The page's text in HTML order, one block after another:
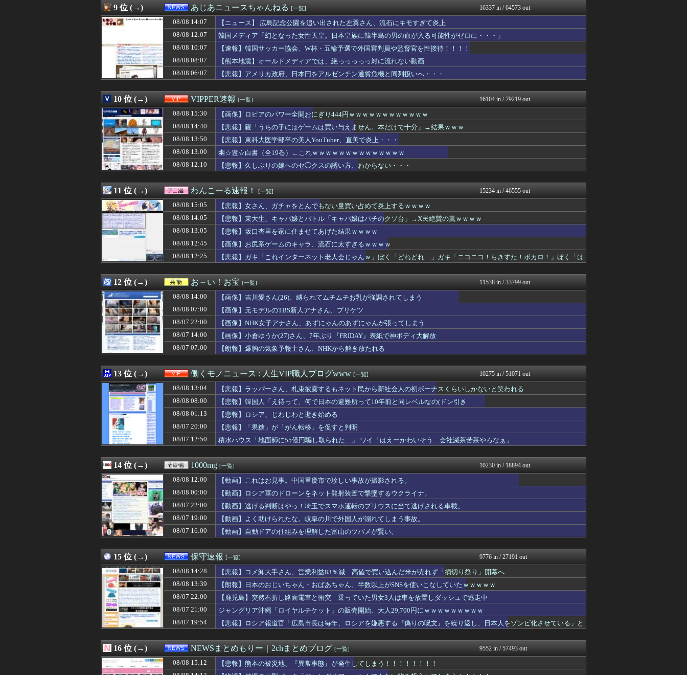
08/08 15:03
【遊戯王】「聖冠」で閃刀姫がさらに強くなってしまったレイねえ
遊戯王マスターデュエルまと...
08/08 15:02
【朗報】Switch2版『FF14』、大好評！寝転がって遊べる快適さを経験者も...
mutyunのゲーム+αブ...
08/08 15:02
【動画】インドの暴走族レベチwwwwwwwww
184㎝63㎏ワイ「日本のボクサーとかチビガリばっかりやし入門すれば無双できる...
いたしん！
兵庫県斎藤知事、不正会計の疑いで前知事に聞き取り調査へ
痛いニュース(ﾉ∀`)
08/08 15:01
今年で30周年を迎えた『Quake』無料アップデート「Dawn of the ...
08/08 15:01
【ウマ娘】ウマ娘とウマドッグの大きさのイメージ
08/08 15:01
【ウマ娘】アイネスのこのモーションいつの間にか修正されてたのか
ウマ娘まとめ速報うまろぐ
08/08 15:00
ジブリ無双の最強のキャラｗｗｗｗｗｗ
Y速報
08/08 15:00
【画像】おい、これのどこが初音ミクなんだよｗｗｗｗｗ
ぴこ速(〃'∇'〃)？
08/08 15:00
才木浩人を信じて9回投げさせなかったのが敗因な件
阪神タイガースちゃんねる
08/08 15:00
【東方】みずこわ
08/08 15:00
【海外の反応】マツダスピードアテンザは羊の皮を被った狼だった！
08/08 15:00
【MARVEL Tōkon: Fighting Souls】ドクタードゥームの...
ヒーローNEWS
08/08 15:00
おすすめのG-SHOCK教えろ。それ買う。ちな現場仕事
08/08 15:00
【ラブライブ！】身長57m体重550tのぼく、セガラッキーくじのA賞が着れず咽...
08/08 15:00
パチンコ屋の「大量の人を適切に並ばせたりして裁く能力」←これガチで凄いよなｗｗ...
パチンコ・パチスロ.com
08/08 15:00
【画像】新聞さん、壮大な縦読みを仕込んでしまう・・・
【2ch】ニュー速クオリテ...
08/08 15:00
【FGO】アズライールはお迎えした方がいいのか教えてクレメンス。アサシン単体最...
FGOまとめ速報
08/08 15:00
Ａちゃんママは遊園地や水族館が大嫌い。夏休みのお出かけ先はおばあちゃんちだけ。...
すまいる(^-^)ぶろぐ
08/08 15:00
【遊戯王情報】「Yu-Gi-Oh! WORLD CHAMPIONSHIP 20...
08/08 15:00
論争になった「ディスク販売終了」、カプコンの回答と衝撃の詳細がコチラ・・・「え...
オレ的ゲーム速報＠刃
08/08 15:00
ウガンダサッカー界に衝撃 若き主将が死去 携帯電話強盗に抵抗した末に石で滅多打...
footballnet【サ...
08/08 15:00
名古屋←なに思い浮かべた？
モバP「引っ越ししたらまゆがいた」
【琵琶湖三市同時花火大会】花火大会は本当に開催されるのか…ＨＰで観覧券販売も消...
みそパンNEWS
08/08 15:00
娘「おばあちゃんちっておばけでそう」 母「こわいねー」
ほんわかMkⅡ
08/08 15:00
【日向坂46】おひさま、まさかの場所でメンバー目撃
日向坂46まとめもり～
08/08 15:00
「盆踊り」は騒音か 苦情数件会場半減 無音の中イヤホンから流れる曲に合わせ踊る...
常識的に考えた
08/08 15:00
【悲報】ワイ「半沢直樹みたいな銀行員カッコいい」銀行員の友人「あんな奴居ねえよ...
08/08 15:00
海外「数週間前に自分がぽろっと言ったどうでもいい話を、さらっと覚えててくれた」...
08/08 15:00
韓国人「イランとアメリカ、停戦協議で食い違い…トランプは『交渉中』と主張するも...
韓国ニュース反応まとめ
08/08 15:00
【画像】夕刻ロベルさん、ファイナルファンタジーX配信が人気すぎるｗｗｗｗｗｗｗ...
ゲーム実況者速報＠YouT...
08/08 15:00
【閲覧注意】巨大ホホジロザメに食い殺された男子高校生の画像、これ公開されちゃダ...
08/08 15:00
【悲報】医師が生鶏肉で車いす生活…ギラン・バレー症候群の恐怖
08/08 15:00
ちいかわ「モモンガ天誅編」始まる
カンダタ速報
08/08 14:57
親戚みんな集まった時、子供の授乳の時間になり退席しようとしたら、コトメ「ここで...
はーとらいふ -出会い・子...
08/08 14:57
日本円、協調介入も米雇用統計も無効化の流れ
かせまと！
08/08 14:56
はいた瞬間、シルエットに感動！ プラステから美しいシルエットとリラックス感を両...
ファ板速報
08/08 14:56
【悲報】Jリーグ開幕戦の地上波テレビ中継の視聴率2.5％高校野球は5.0％これ...
08/08 14:55
高市首相から、市場から、アメリカから……「いじめ」を受ける日銀が「四面楚歌」を...
国難にあってもの申す！！
08/08 14:53
【名探偵プリキュア】28話先行カット くれあさんシフト大変そう…【たんプリ】
プリキュアのまとめ
08/08 14:51
【朗報】ちいかわモモンガきっかけで精通する男児続出の夏wwwww
08/08 14:50
小６娘が家のこと何もしてくれてなくて動画ばかり見てる。その姿が情けなくて...
かぞくちゃんねる
08/08 14:50
タイトーの新シリーズのミクさんフィギュアが人気らしい
ゴールデンタイムズ
08/08 14:50
【朗報】ファイターズ、今季SB戦後の試合で6勝無敗
なんじぇいスタジアム＠なん...
08/08 14:50
【悲報】独身弱男（50）、新聞に寄稿するWWWWWWWWWWWWWWWWWWW...
思考ちゃんねる
08/08 14:50
【悲報】堀大輔さん、実は仮眠を取っていたWWWWWWWWWWWWWWWWWWW...
アルファルファモザイク＠ネ...
08/08 14:50
【画像】美容師「…手は尽くしました」陰キャ女子「…ﾋｭｯ」
08/08 14:49
「感動のフィナーレだ」と某野党が達成した偉業に称賛の声が殺到、なんかヒーロー番...
08/08 14:47
小4～5の時にキスがどんなものなのか試したくなって、弟が寝てる間にブチューって...
はーとらいふ -出会い・子...
08/08 14:45
8月末に健康診断だけど胃カメラやるの嫌だわ
育児板拾い読み
08/08 14:45
【朗報】Vtuber界、新たなる『弱男の姫』が爆誕ｗｗｗｗｗｗｗｗｗｗｗ
08/08 14:45
【画像】佐倉綾音(32)、自分のシコポイントに気がつくwwwwwww
08/08 14:45
【画像】佐倉綾音(32)、自分のシコポイントに気がつくwwwwwww
VIPワイドガイド
08/08 14:45
【悲報】独身弱男（50）、新聞に寄稿するWWWWWWWWWWWWWWWWWWW... V速ニュップ
9 位 (→) あじあニュースちゃんねる [一覧] 16337 in / 64573 out
08/08 14:07
【ニュース】 広島記念公園を追い出された左翼さん、流石にキモすぎて炎上
08/08 12:07
韓国メディア「幻となった女性天皇。日本皇族に韓半島の男の血が入る可能性がゼロに・・・」
08/08 10:07
【速報】韓国サッカー協会、W杯・五輪予選で外国審判員や監督官を性接待！！！！
08/08 08:07
【熊本地震】オールドメディアでは、絶っっっっっ対に流れない動画
08/08 06:07
【悲報】アメリカ政府、日本円をアルゼンチン通貨危機と同列扱いへ・・・
10 位 (→) VIPPER速報 [一覧] 16104 in / 79219 out
08/08 15:30
【画像】ロピアのパワー全開おにぎり444円ｗｗｗｗｗｗｗｗｗｗｗｗ
08/08 14:40
【悲報】親「うちの子にはゲームは買い与えません。本だけで十分」→結果ｗｗｗ
08/08 13:50
【悲報】東科大医学部卒の美人YouTuber、直美で炎上・・・
08/08 13:00
幽☆遊☆白書（全19巻）←これｗｗｗｗｗｗｗｗｗｗｗｗｗｗ
08/08 12:10
【悲報】久しぶりの嫁へのセ◯クスの誘い方、わからない・・・
11 位 (→) わんこーる速報！ [一覧] 15234 in / 46555 out
08/08 15:05
【悲報】女さん、ガチャをとんでもない量買い占めて炎上するｗｗｗｗ
08/08 14:05
【悲報】東大生、キャバ嬢とバトル「キャバ嬢はパチのクソ台」→X民絶賛の嵐ｗｗｗｗ
08/08 13:05
【悲報】坂口杏里を家に住ませてあげた結果ｗｗｗｗ
08/08 12:45
【画像】お尻系ゲームのキャラ、流石に太すぎるｗｗｗｗ
08/08 12:25
【悲報】ガキ「これインターネット老人会じゃんｗ」ぼく「どれどれ…」ガキ「ニコニコ！らきすた！ボカロ！」ぼく「は
12 位 (→) お～い！お宝 [一覧] 11538 in / 33799 out
08/08 14:00
【画像】吉川愛さん(26)、縛られてムチムチお乳が強調されてしまう
08/08 07:00
【画像】元モデルのTBS新人アナさん、プリケツ
08/07 22:00
【画像】NHK女子アナさん、あずにゃんのあずにゃんが張ってしまう
08/07 14:00
【画像】小倉ゆうか(27)さん、7年ぶり『FRIDAY』表紙で神ボディ大解放
08/07 07:00
【朗報】爆胸の気象予報士さん、NHKから解き放たれる
13 位 (→) 働くモノニュース : 人生VIP職人ブログwww [一覧] 10275 in / 51071 out
08/08 13:04
【悲報】ラッパーさん、札束披露するもネット民から新社会人の初ボーナスくらいしかないと笑われる
08/08 08:00
【悲報】韓国人「え待って、何で日本の避難所って10年前と同レベルなの(ドン引き
08/08 01:13
【悲報】ロシア、じわじわと逝き始める
08/07 20:00
【悲報】「果糖」が「がん転移」を促すと判明
08/07 12:50
積水ハウス「地面師に55億円騙し取られた…」 ワイ「はえーかわいそう…会社滅茶苦茶やろなぁ」
14 位 (→) 1000mg [一覧] 10230 in / 18894 out
08/08 12:00
【動画】これはお見事。中国重慶市で珍しい事故が撮影される。
08/08 00:00
【動画】ロシア軍のドローンをネット発射装置で撃墜するウクライナ。
08/07 22:00
【動画】逃げる判断はやっ！埼玉でスマホ運転のプリウスに当て逃げされる車載。
08/07 19:00
【動画】よく助けられたな。岐阜の川で外国人が溺れてしまう事故。
08/07 16:00
【動画】自動ドアの仕組みを理解した富山のツバメが賢い。
15 位 (→) 保守速報 [一覧] 9776 in / 27191 out
08/08 14:28
【悲報】コメ卸大手さん、営業利益83％減 高値で買い込んだ米が売れず「損切り祭り」開幕へ
08/08 13:39
【朗報】日本のおじいちゃん・おばあちゃん、半数以上がSNSを使いこなしていたｗｗｗｗｗ
08/07 22:00
【鹿児島】突然右折し路面電車と衝突 乗っていた男女3人は車を放置しダッシュで逃走中
08/07 21:00
ジャングリア沖縄「ロイヤルチケット」の販売開始、大人29,700円にｗｗｗｗｗｗｗｗｗ
08/07 19:54
【悲報】ロシア報道官「広島市長は毎年、ロシアを嫌悪する『偽りの呪文』を繰り返し、日本人をゾンビ化させている」と
16 位 (→) NEWSまとめもりー｜2chまとめブログ [一覧] 9552 in / 57493 out
08/08 15:12
【悲報】熊本の被災地、『異常事態』が発生してしまう！！！！！！！！